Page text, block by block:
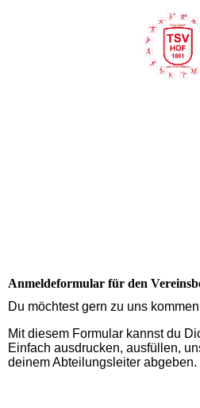
Anmeldeformular für den
Du möchtest gern zu uns
Mit diesem Formular kannst du
Einfach ausdrucken, ausfüllen,
deinem Abteilungsleiter abgeben.